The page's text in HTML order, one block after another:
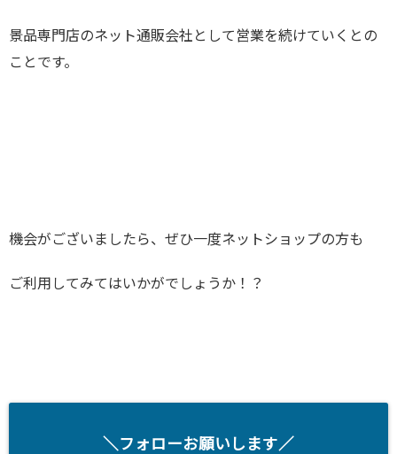
景品専門店のネット通販会社として営業を続けていくとの
ことです。
機会がございましたら、ぜひ一度ネットショップの方も
ご利用してみてはいかがでしょうか！？
＼フォローお願いします／